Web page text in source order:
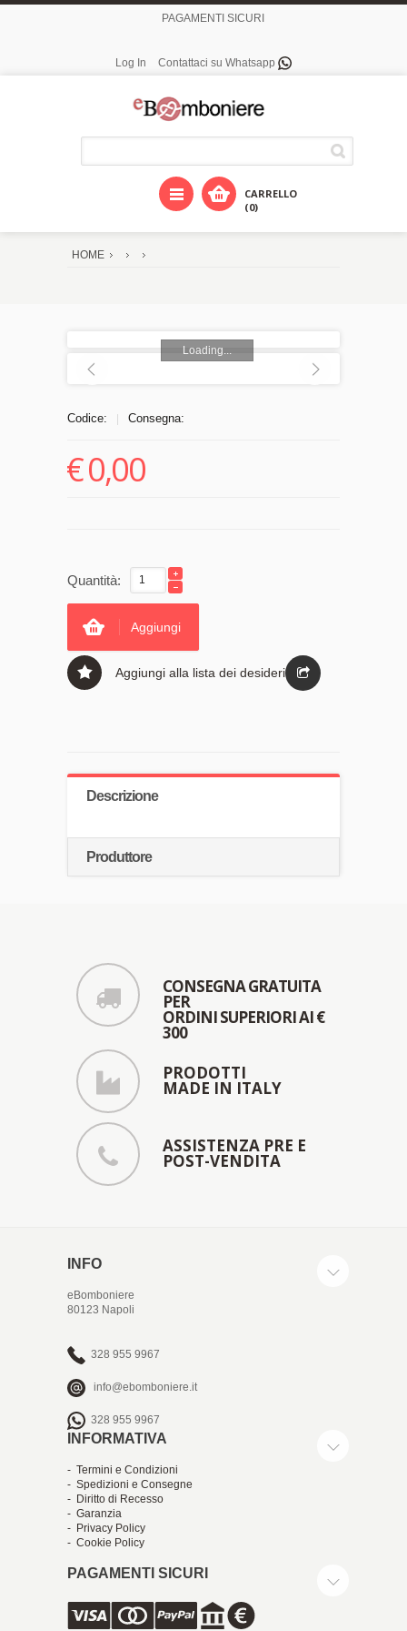
PAGAMENTI SICURI
Log In Contattaci su Whatsapp
CARRELLO
(0)
HOME
Loading...
Codice: Consegna:
€0,00
Quantità:
Aggiungi
Aggiungi alla lista dei desideri
Descrizione
Produttore
CONSEGNA GRATUITA
PER
ORDINI SUPERIORI AI €
300
PRODOTTI
MADE IN ITALY
ASSISTENZA PRE E
POST-VENDITA
INFO
eBomboniere
80123 Napoli
328 955 9967
info@ebomboniere.it
328 955 9967
INFORMATIVA
- Termini e Condizioni
- Spedizioni e Consegne
- Diritto di Recesso
- Garanzia
- Privacy Policy
- Cookie Policy
PAGAMENTI SICURI